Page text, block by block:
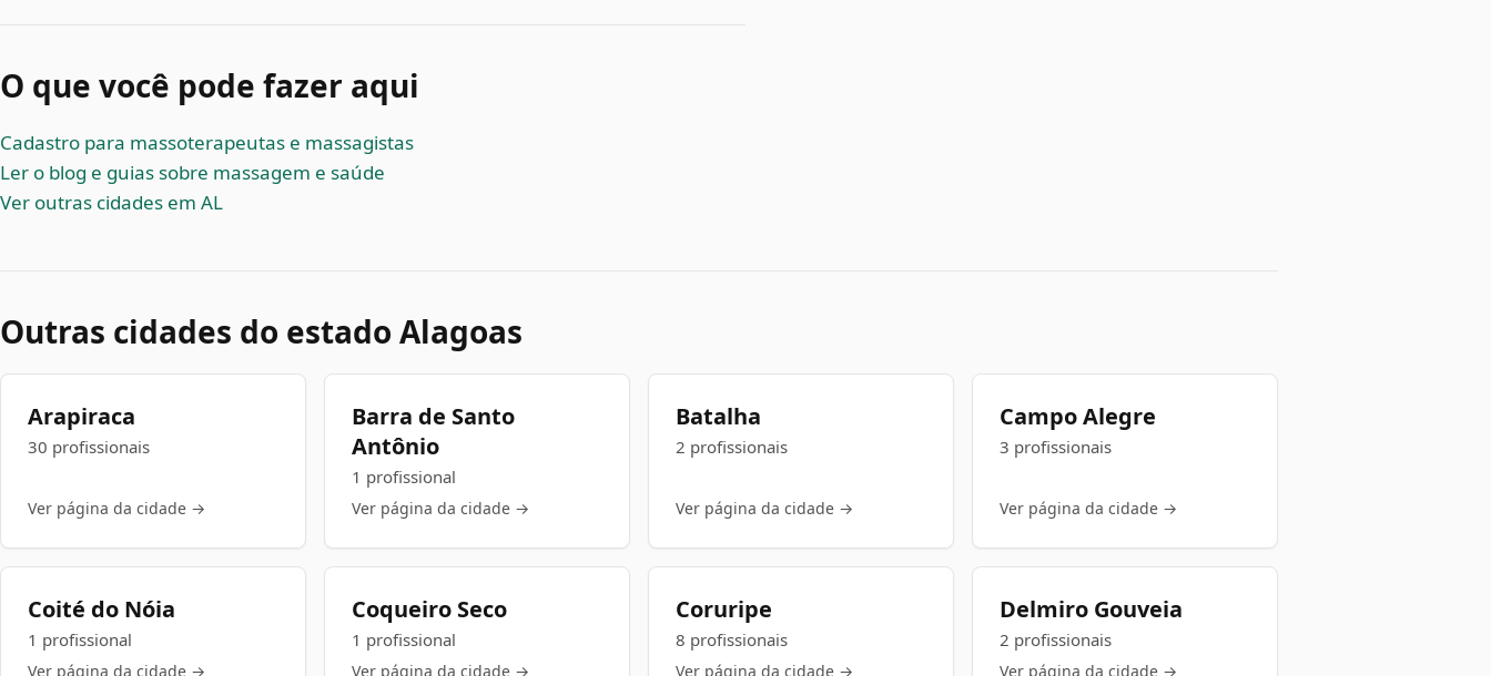
O que você pode fazer aqui
Cadastro para massoterapeutas e massagistas
Ler o blog e guias sobre massagem e saúde
Ver outras cidades em AL
Outras cidades do estado Alagoas
Arapiraca
30 profissionais
Ver página da cidade →
Barra de Santo
Antônio
1 profissional
Ver página da cidade →
Batalha
2 profissionais
Ver página da cidade →
Campo Alegre
3 profissionais
Ver página da cidade →
Coité do Nóia
1 profissional
Ver página da cidade →
Coqueiro Seco
1 profissional
Ver página da cidade →
Coruripe
8 profissionais
Ver página da cidade →
Delmiro Gouveia
2 profissionais
Ver página da cidade →